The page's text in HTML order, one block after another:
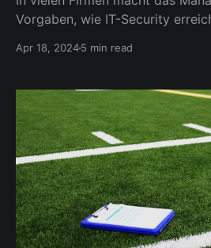
Vorgaben, wie IT-Security
Schwachstellen im
Sicherheitskomponenten, mit
abgewehrt werden können.
überschätzt oder falsch
schützt
Apr 18, 20245 min read